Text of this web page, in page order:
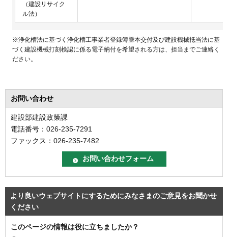
（建設リサイク
ル法）
※浄化槽法に基づく浄化槽工事業者登録簿謄本交付及び建設機械抵当法に基
づく建設機械打刻検認に係る電子納付を希望される方は、担当までご連絡く
ださい。
お問い合わせ
建設部建設政策課
電話番号：026-235-7291
ファックス：026-235-7482
より良いウェブサイトにするためにみなさまのご意見をお聞かせ
ください
このページの情報は役に立ちましたか？